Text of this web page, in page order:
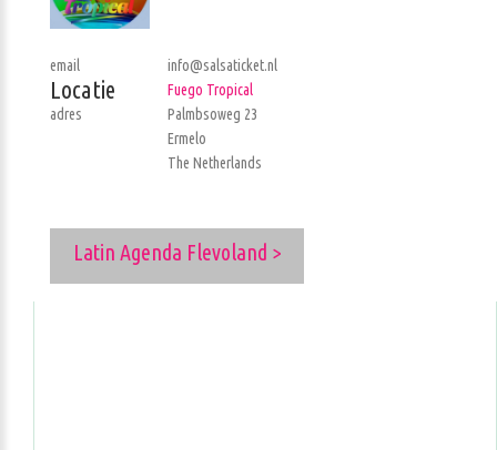
email info@salsaticket.nl
Locatie
Fuego Tropical
adres
Palmbsoweg 23
Ermelo
The Netherlands
Latin Agenda Flevoland >